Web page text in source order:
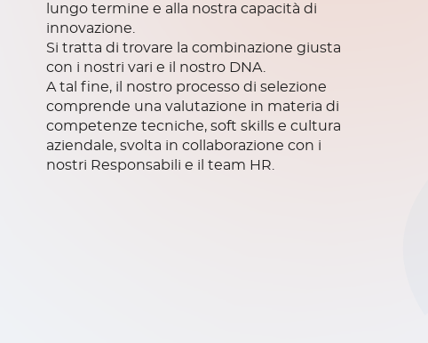
lungo termine e alla nostra capacità di
innovazione.
Si tratta di trovare la combinazione giusta
con i nostri vari e il nostro DNA.
A tal fine, il nostro processo di selezione
comprende una valutazione in materia di
competenze tecniche, soft skills e cultura
aziendale, svolta in collaborazione con i
nostri Responsabili e il team HR.